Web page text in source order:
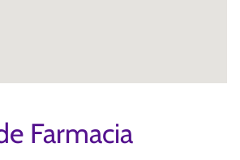
Farmacia